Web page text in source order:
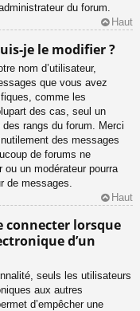
du forum.
Haut
je le modifier ?
nom d’utilisateur,
que vous avez
comme les
des cas, seul un
rangs du forum. Merci
des messages
de forums ne
un modérateur pourra
de messages.
Haut
connecter lorsque
d’un
seuls les utilisateurs
aux autres
d’empêcher une